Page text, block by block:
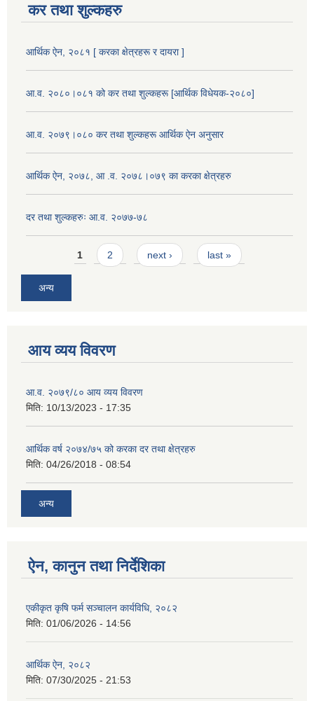
कर तथा शुल्कहरु
आर्थिक ऐन, २०८१ [ करका क्षेत्रहरू र दायरा ]
आ.व. २०८०।०८१ को कर तथा शुल्कहरू [आर्थिक विधेयक-२०८०]
आ.व. २०७९।०८० कर तथा शुल्कहरू आर्थिक ऐन अनुसार
आर्थिक ऐन, २०७८, आ .व. २०७८।०७९ का करका क्षेत्रहरु
दर तथा शुल्कहरुः आ.व. २०७७-७८
Pages1 2 next › last »
अन्य
आय व्यय विवरण
आ.व. २०७९/८० आय व्यय विवरण
मिति: 10/13/2023 - 17:35
आर्थिक वर्ष २०७४/७५ को करका दर तथा क्षेत्रहरु
मिति: 04/26/2018 - 08:54
अन्य
ऐन, कानुन तथा निर्देशिका
एकीकृत कृषि फर्म सञ्चालन कार्यविधि, २०८२
मिति: 01/06/2026 - 14:56
आर्थिक ऐन, २०८२
मिति: 07/30/2025 - 21:53